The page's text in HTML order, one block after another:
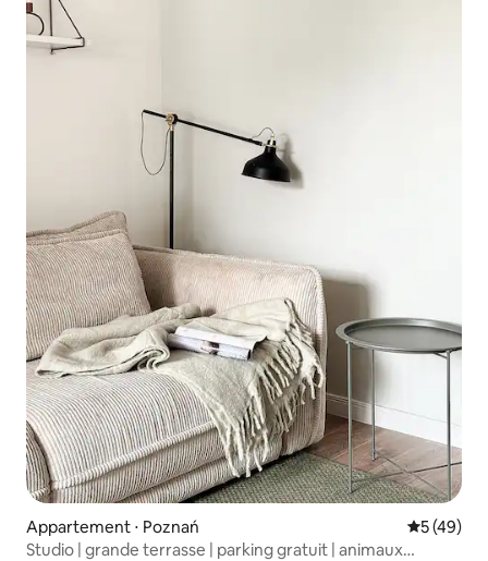
Appartement ⋅ Poznań
5 (49)
Studio | grande terrasse | parking gratuit | animaux